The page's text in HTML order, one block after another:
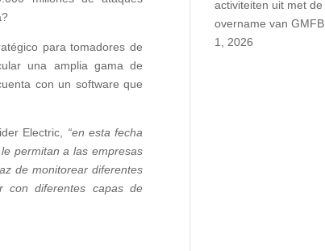
para tomadores de
una amplia gama de
con un software que
Electric, “en esta fecha
permitan a las empresas
de monitorear diferentes
con diferentes capas de
activiteiten uit met de
overname van GMFB
1, 2026